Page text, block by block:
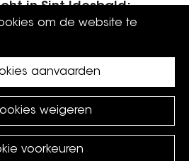
in Sint-Idesbald:
en...
policy
om de website te
voorkeuren
weigeren
aanvaarden